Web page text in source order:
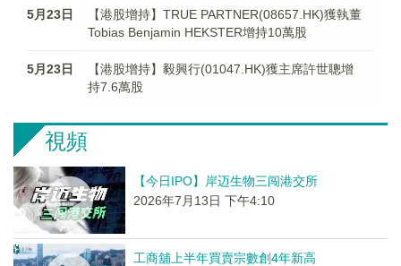
5月23日
【港股增持】TRUE PARTNER(08657.HK)獲執董
Tobias Benjamin HEKSTER增持10萬股
5月23日
【港股增持】毅興行(01047.HK)獲主席許世聰增
持7.6萬股
視頻
【今日IPO】岸迈生物三闯港交所
2026年7月13日 下午4:10
工商舖上半年買賣宗數創4年新高